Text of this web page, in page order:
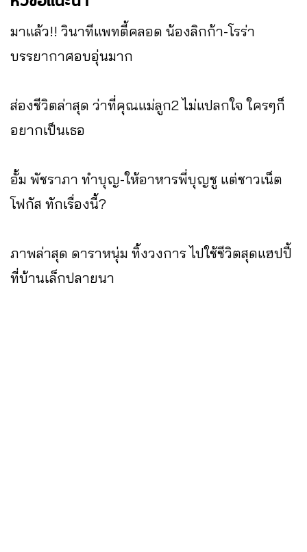
มาแล้ว!! วินาทีแพทตี้คลอด น้องลิกก้า-โรร่า
บรรยากาศอบอุ่นมาก
ส่องชีวิตล่าสุด ว่าที่คุณแม่ลูก2 ไม่แปลกใจ ใครๆก็
อยากเป็นเธอ
อั้ม พัชราภา ทำบุญ-ให้อาหารพี่บุญชู แต่ชาวเน็ต
โฟกัส ทักเรื่องนี้?
ภาพล่าสุด ดาราหนุ่ม ทิ้งวงการ ไปใช้ชีวิตสุดแฮปปี้
ที่บ้านเล็กปลายนา